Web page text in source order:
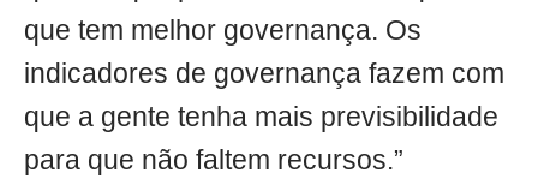
que tem melhor governança. Os
indicadores de governança fazem com
que a gente tenha mais previsibilidade
para que não faltem recursos.”